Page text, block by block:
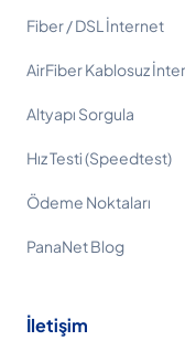
Fiber / DSL İnternet
AirFiber Kablosuz
Altyapı Sorgula
Hız Testi (Speedtest)
Ödeme Noktaları
PanaNet Blog
İletişim